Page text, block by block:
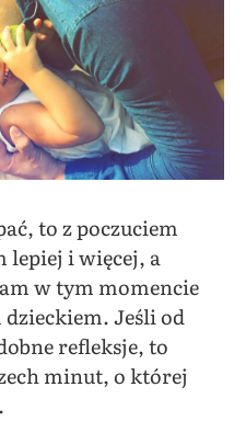
to z poczuciem
lepiej i więcej, a
w tym momencie
Jeśli od
refleksje, to
minut, o której